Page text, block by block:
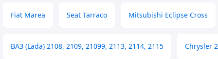
у меня в планах приобрести для
Отличное качество товара,
лояльные цены, профессиональное
Преимущества
Приємна ціна.
Не
контактує із
Fiat Marea Seat Tarraco Mitsubishi Eclipse Cross
ВАЗ (Lada) 2108, 2109, 21099, 2113, 2114, 2115 Chrysler